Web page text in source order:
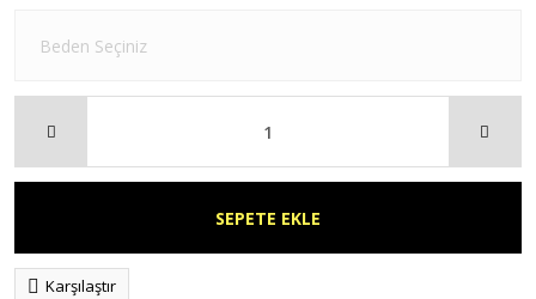
SEPETE EKLE
Karşılaştır